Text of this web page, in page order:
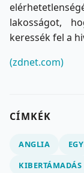
lakosságot,
keressék fel a
(zdnet.com)
CÍMKÉK
ANGLIA
KIBERTÁMADÁS